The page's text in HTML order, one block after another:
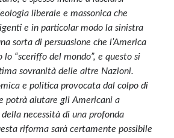
liberale e massonica che
e in particolar modo la sinistra
sorta di persuasione che l’America
lo “sceriffo del mondo”, e questo si
sovranità delle altre Nazioni.
e politica provocata dal colpo di
potrà aiutare gli Americani a
necessità di una profonda
riforma sarà certamente possibile